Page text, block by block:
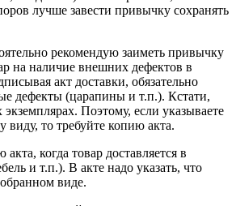
лучше завести привычку сохранять
рекомендую заиметь привычку
на наличие внешних дефектов в
акт доставки, обязательно
дефекты (царапины и т.п.). Кстати,
Поэтому, если указываете
виду, то требуйте копию акта.
когда товар доставляется в
и т.п.). В акте надо указать, что
виде.